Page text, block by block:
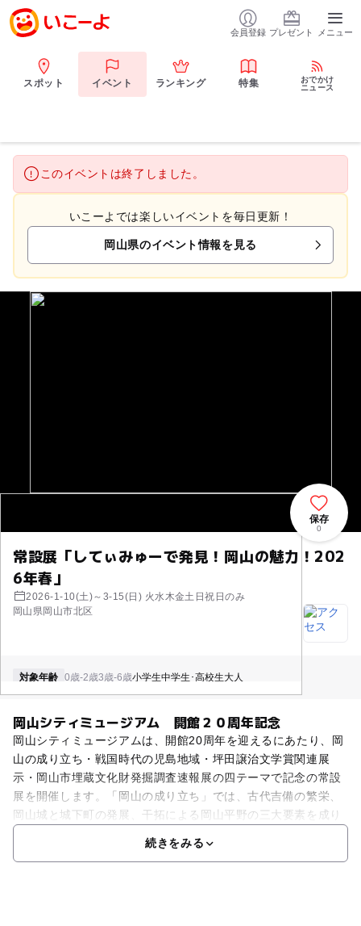
会員登録 プレゼント メニュー
スポット イベント ランキング 特集
おでかけ
ニュース
このイベントは終了しました。
いこーよでは楽しいイベントを毎日更新！
岡山県のイベント情報を見る
常設展「してぃみゅーで発見！岡山の魅力！202
6年春」
2026-1-10(土)～3-15(日) 火水木金土日祝日のみ
岡山県岡山市北区
保存
0
対象年齢 0歳-2歳3歳-6歳小学生中学生･高校生大人
岡山シティミュージアム 開館２０周年記念
岡山シティミュージアムは、開館20周年を迎えるにあたり、岡
山の成り立ち・戦国時代の児島地域・坪田譲治文学賞関連展
示・岡山市埋蔵文化財発掘調査速報展の四テーマで記念の常設
展を開催します。「岡山の成り立ち」では、古代吉備の繁栄、
岡山城と城下町の発展、干拓による岡山平野の三大要素を成り
続きをみる